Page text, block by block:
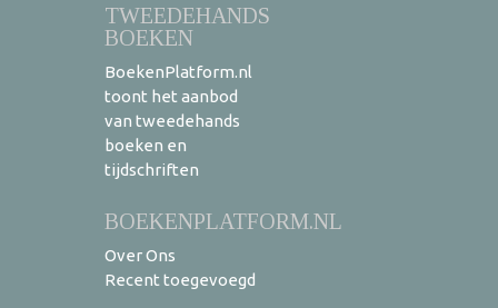
TWEEDEHANDS
BOEKEN
BoekenPlatform.nl
toont het aanbod
van tweedehands
boeken en
tijdschriften
BOEKENPLATFORM.NL
Over Ons
Recent toegevoegd